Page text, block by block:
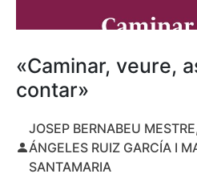
«Caminar, veure,
contar»
JOSEP BERNABEU
ÁNGELES RUIZ GARCÍA I
SANTAMARIA